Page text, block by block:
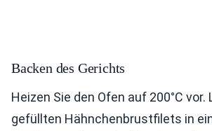
Backen des Gerichts
Heizen Sie den Ofen auf 200°C vor.
gefüllten Hähnchenbrustfilets in